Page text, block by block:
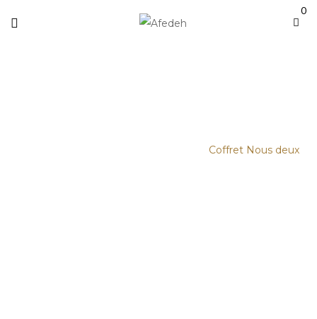
0
Coffret Nous deux